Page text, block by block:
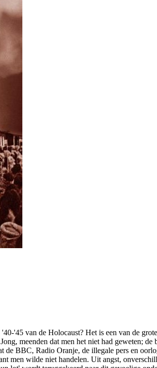
'45 van de Holocaust? Het is een van de
meenden dat men het niet had geweten;
BBC, Radio Oranje, de illegale pers en
men wilde niet handelen. Uit angst,